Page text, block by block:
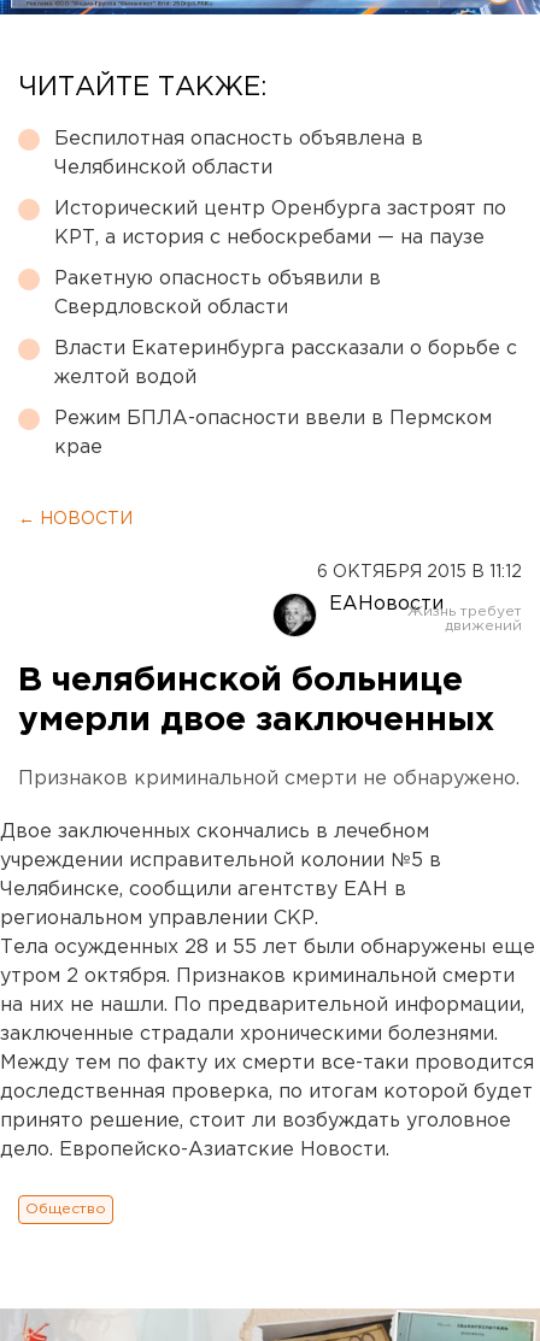
ЧИТАЙТЕ ТАКЖЕ:
Беспилотная опасность объявлена в
Челябинской области
Исторический центр Оренбурга застроят по
КРТ, а история с небоскребами — на паузе
Ракетную опасность объявили в
Свердловской области
Власти Екатеринбурга рассказали о борьбе с
желтой водой
Режим БПЛА-опасности ввели в Пермском
крае
← НОВОСТИ
6 ОКТЯБРЯ 2015 В 11:12
ЕАНовости
В челябинской больнице
умерли двое заключенных
Признаков криминальной смерти не обнаружено.
Двое заключенных скончались в лечебном
учреждении исправительной колонии №5 в
Челябинске, сообщили агентству ЕАН в
региональном управлении СКР.
Тела осужденных 28 и 55 лет были обнаружены еще
утром 2 октября. Признаков криминальной смерти
на них не нашли. По предварительной информации,
заключенные страдали хроническими болезнями.
Между тем по факту их смерти все-таки проводится
доследственная проверка, по итогам которой будет
принято решение, стоит ли возбуждать уголовное
дело. Европейско-Азиатские Новости.
Общество